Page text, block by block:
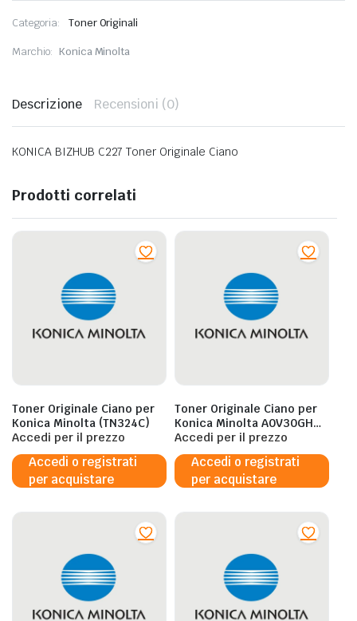
Categoria: Toner Originali
Marchio: Konica Minolta
Descrizione Recensioni (0)
KONICA BIZHUB C227 Toner Originale Ciano
Prodotti correlati
Toner Originale Ciano per
Konica Minolta (TN324C)
Accedi per il prezzo
Accedi o registrati
per acquistare
Toner Originale Ciano per
Konica Minolta A0V30GH
Magicolor 1650EN / 1680MF
/ 1690MF – 1.500 pagine al
5%
Accedi per il prezzo
Accedi o registrati
per acquistare